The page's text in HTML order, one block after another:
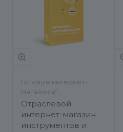
Готовые интернет-
магазины/
Строительство и
ремонт/Бытовая
техника, электроника и
Отраслевой
интернет-магазин
инструментов и